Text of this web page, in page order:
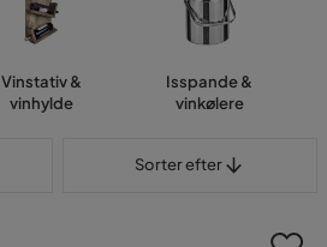
Vinstativ &
vinhylde
Isspande &
vinkølere
Sorter efter